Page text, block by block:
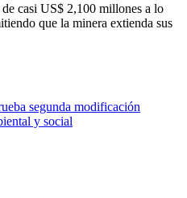
casi US$ 2,100 millones a lo
que la minera extienda sus